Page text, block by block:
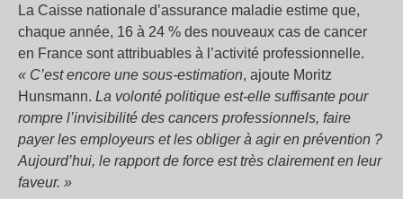
La Caisse nationale d’assurance maladie estime que,
chaque année, 16 à 24 % des nouveaux cas de cancer
en France sont attribuables à l’activité professionnelle.
« C’est encore une sous-estimation, ajoute Moritz
Hunsmann. La volonté politique est-elle suffisante pour
rompre l’invisibilité des cancers professionnels, faire
payer les employeurs et les obliger à agir en prévention ?
Aujourd’hui, le rapport de force est très clairement en leur
faveur. »